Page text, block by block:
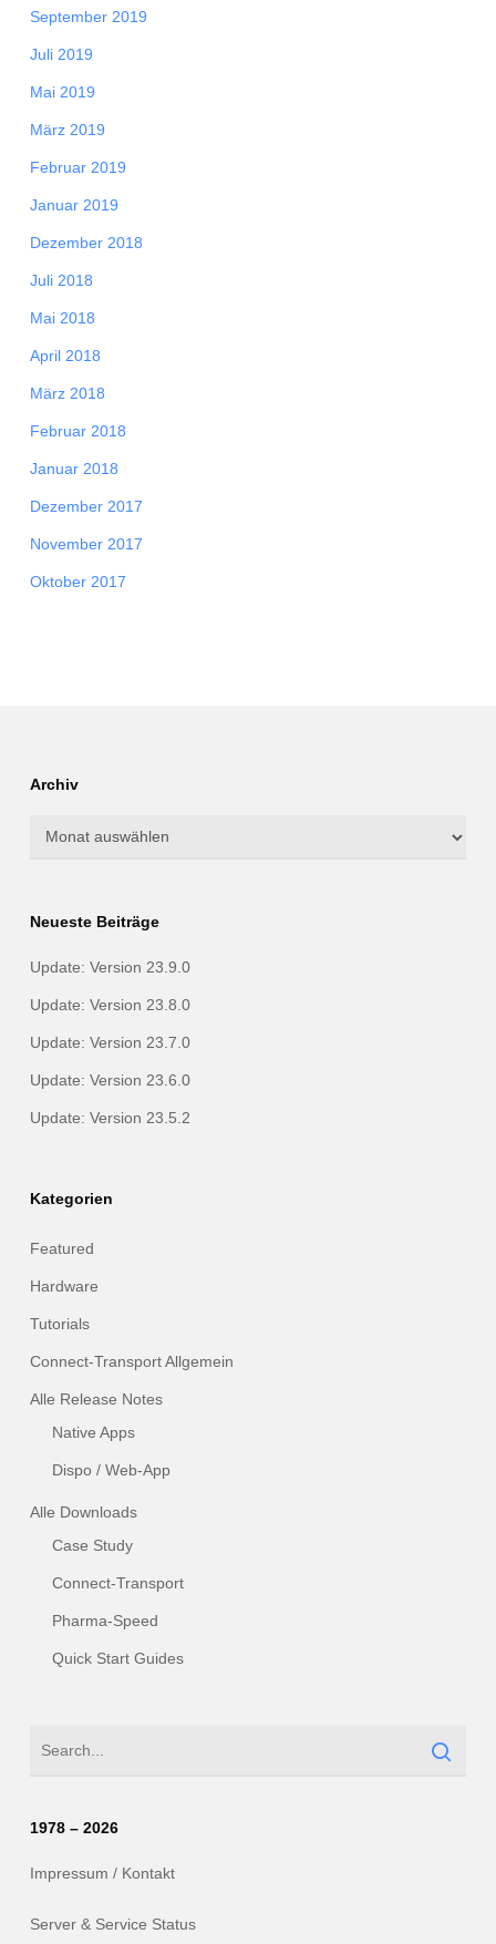
September 2019
Juli 2019
Mai 2019
März 2019
Februar 2019
Januar 2019
Dezember 2018
Juli 2018
Mai 2018
April 2018
März 2018
Februar 2018
Januar 2018
Dezember 2017
November 2017
Oktober 2017
Archiv
Archiv
Neueste Beiträge
Update: Version 23.9.0
Update: Version 23.8.0
Update: Version 23.7.0
Update: Version 23.6.0
Update: Version 23.5.2
Kategorien
Featured
Hardware
Tutorials
Connect-Transport Allgemein
Alle Release Notes
Native Apps
Dispo / Web-App
Alle Downloads
Case Study
Connect-Transport
Pharma-Speed
Quick Start Guides
1978 – 2026
Impressum / Kontakt
Server & Service Status